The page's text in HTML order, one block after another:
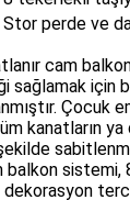
Stor perde ve
cam
sağlamak için
Çocuk
kanatların ya
balkon